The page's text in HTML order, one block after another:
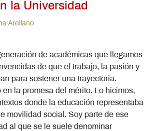
la Universidad
Arellano
de académicas que llegamos
de que el trabajo, la pasión y
para sostener una trayectoria.
la promesa del mérito. Lo hicimos,
donde la educación representaba
movilidad social. Soy parte de ese
al que se le suele denominar